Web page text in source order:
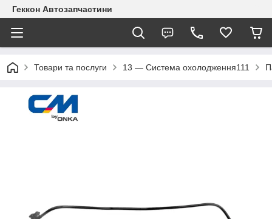
Геккон Автозапчастини
Товари та послуги 13 — Система охолодження111